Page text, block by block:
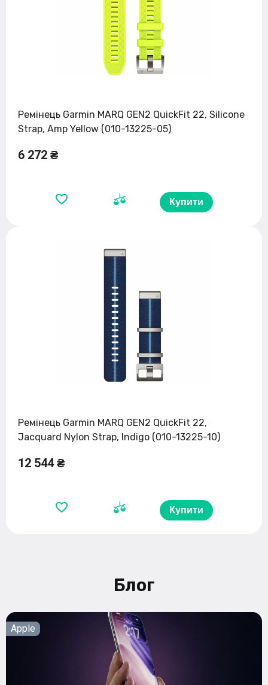
Ремінець Garmin MARQ GEN2 QuickFit 22, Silicone
Strap, Amp Yellow (010-13225-05)
6 272 ₴
Купити
Ремінець Garmin MARQ GEN2 QuickFit 22,
Jacquard Nylon Strap, Indigo (010-13225-10)
12 544 ₴
Купити
Блог
Apple